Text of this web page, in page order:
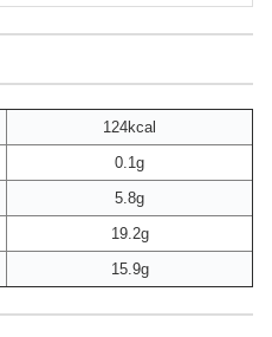
124kcal
0.1g
5.8g
19.2g
15.9g